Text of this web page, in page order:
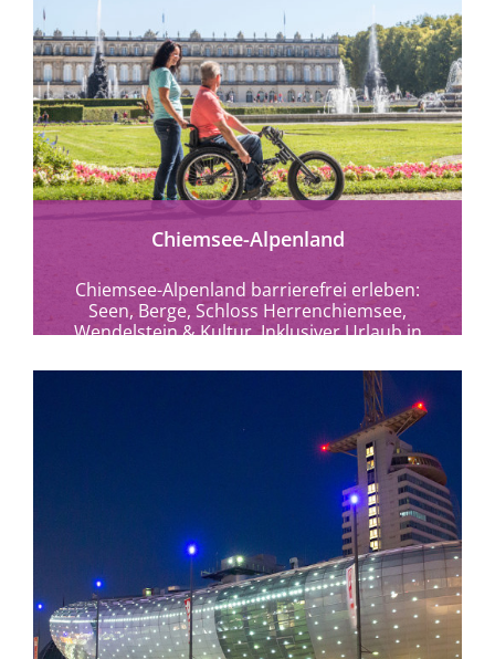
mehr erfahren
Chiemsee-Alpenland
Chiemsee-Alpenland barrierefrei erleben:
Seen, Berge, Schloss Herrenchiemsee,
Wendelstein & Kultur. Inklusiver Urlaub in